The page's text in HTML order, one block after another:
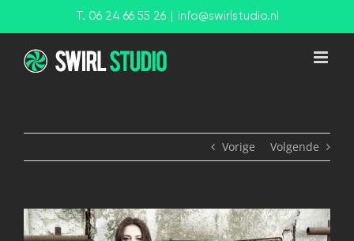
T. 06 24 66 55 26 | info@swirlstudio.nl
Vorige Volgende
View
Larger